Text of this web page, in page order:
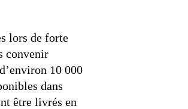
lors de forte
convenir
10 000
dans
être livrés en